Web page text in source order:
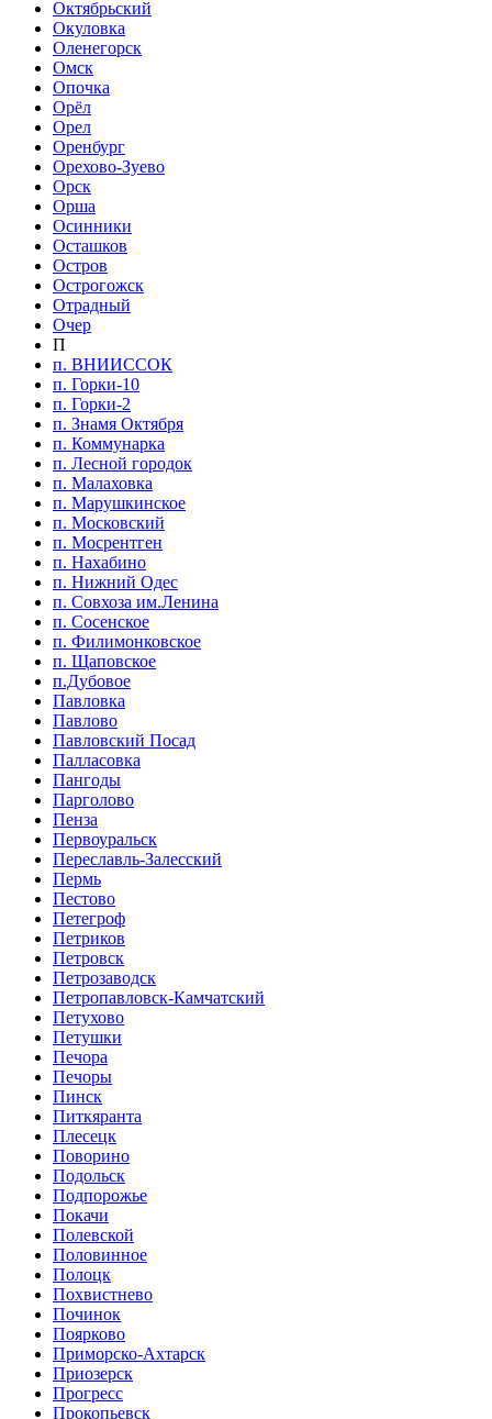
Октябрьский
Окуловка
Оленегорск
Омск
Опочка
Орёл
Орел
Оренбург
Орехово-Зуево
Орск
Орша
Осинники
Осташков
Остров
Острогожск
Отрадный
Очер
П
п. ВНИИССОК
п. Горки-10
п. Горки-2
п. Знамя Октября
п. Коммунарка
п. Лесной городок
п. Малаховка
п. Марушкинское
п. Московский
п. Мосрентген
п. Нахабино
п. Нижний Одес
п. Совхоза им.Ленина
п. Сосенское
п. Филимонковское
п. Щаповское
п.Дубовое
Павловка
Павлово
Павловский Посад
Палласовка
Пангоды
Парголово
Пенза
Первоуральск
Переславль-Залесский
Пермь
Пестово
Петегроф
Петриков
Петровск
Петрозаводск
Петропавловск-Камчатский
Петухово
Петушки
Печора
Печоры
Пинск
Питкяранта
Плесецк
Поворино
Подольск
Подпорожье
Покачи
Полевской
Половинное
Полоцк
Похвистнево
Починок
Поярково
Приморско-Ахтарск
Приозерск
Прогресс
Прокопьевск